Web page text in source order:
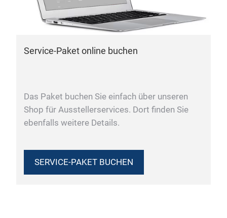
Service-Paket online buchen
Das Paket buchen Sie einfach über unseren
Shop für Ausstellerservices. Dort finden Sie
ebenfalls weitere Details.
SERVICE-PAKET BUCHEN